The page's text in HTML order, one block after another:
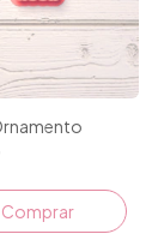
Comprar